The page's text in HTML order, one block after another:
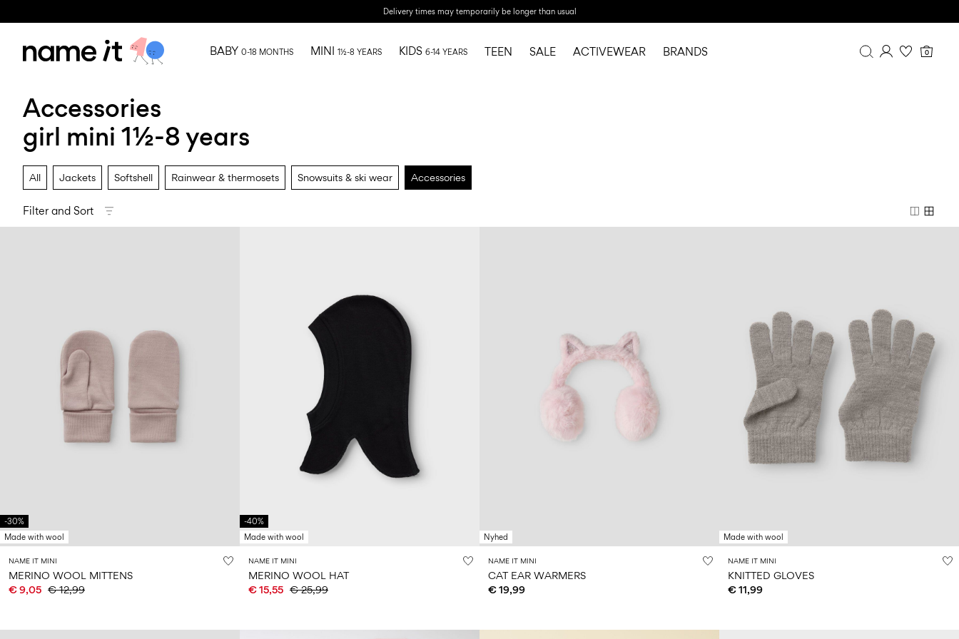
Delivery times may temporarily be longer than usual
0
BABY 0-18 MONTHS MINI 1½-8 YEARS KIDS 6-14 YEARS TEEN SALE ACTIVEWEAR BRANDS
Accessories
girl mini 1½-8 years
All Jackets Softshell Rainwear & thermosets Snowsuits & ski wear Accessories
Filter and Sort
-30%
Made with wool
NAME IT MINI
MERINO WOOL MITTENS
€ 9,05 € 12,99
-40%
Made with wool
NAME IT MINI
MERINO WOOL HAT
€ 15,55 € 25,99
Nyhed
NAME IT MINI
CAT EAR WARMERS
€ 19,99
Made with wool
NAME IT MINI
KNITTED GLOVES
€ 11,99